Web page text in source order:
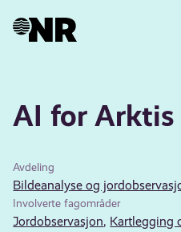
AI for
Avdeling
Bildeanalyse og
Involverte fagområder
Jordobservasjon, Kartlegging